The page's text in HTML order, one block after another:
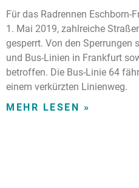
Für das Radrennen
1. Mai 2019, zahlreiche
gesperrt. Von den Sperrungen
und Bus-Linien in Frankfurt
betroffen. Die Bus-Linie 64
einem verkürzten Linienweg.
MEHR LESEN »